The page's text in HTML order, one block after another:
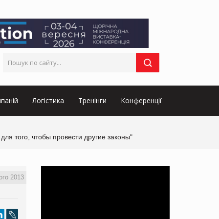
Логістика Тренінги Конференції
того, чтобы провести другие законы"
2013